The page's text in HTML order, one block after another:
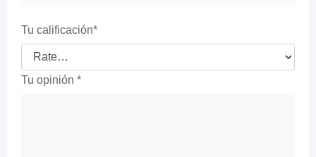
Tu calificación*
Tu opinión *